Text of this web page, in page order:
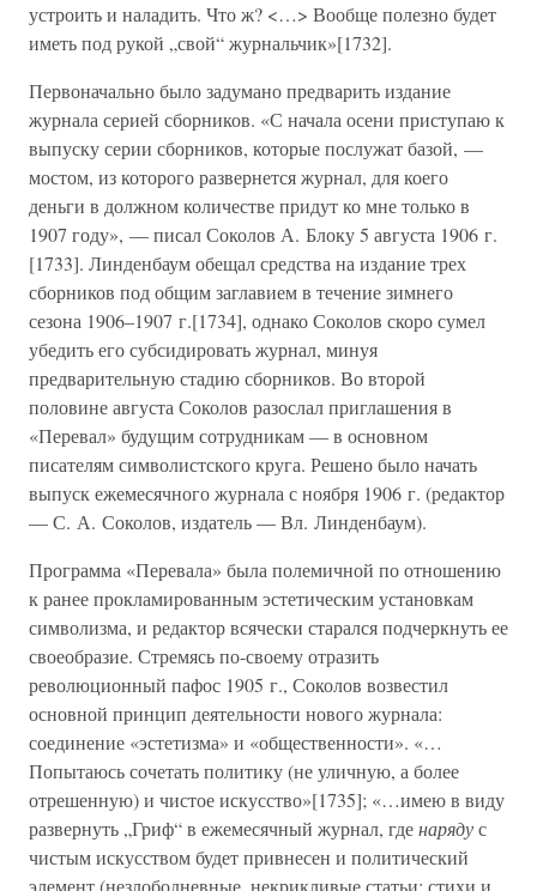
устроить и наладить. Что ж? <…> Вообще полезно будет
иметь под рукой „свой“ журнальчик»[1732].
Первоначально было задумано предварить издание
журнала серией сборников. «С начала осени приступаю к
выпуску серии сборников, которые послужат базой, —
мостом, из которого развернется журнал, для коего
деньги в должном количестве придут ко мне только в
1907 году», — писал Соколов А. Блоку 5 августа 1906 г.
[1733]. Линденбаум обещал средства на издание трех
сборников под общим заглавием в течение зимнего
сезона 1906–1907 г.[1734], однако Соколов скоро сумел
убедить его субсидировать журнал, минуя
предварительную стадию сборников. Во второй
половине августа Соколов разослал приглашения в
«Перевал» будущим сотрудникам — в основном
писателям символистского круга. Решено было начать
выпуск ежемесячного журнала с ноября 1906 г. (редактор
— С. А. Соколов, издатель — Вл. Линденбаум).
Программа «Перевала» была полемичной по отношению
к ранее прокламированным эстетическим установкам
символизма, и редактор всячески старался подчеркнуть ее
своеобразие. Стремясь по-своему отразить
революционный пафос 1905 г., Соколов возвестил
основной принцип деятельности нового журнала:
соединение «эстетизма» и «общественности». «…
Попытаюсь сочетать политику (не уличную, а более
отрешенную) и чистое искусство»[1735]; «…имею в виду
развернуть „Гриф“ в ежемесячный журнал, гденарядус
чистым искусством будет привнесен и политический
элемент (незлободневные, некрикливые статьи; стихи и